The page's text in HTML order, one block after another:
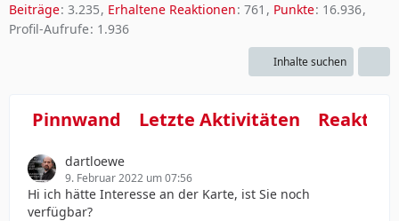
Beiträge 3.235 Erhaltene Reaktionen 761 Punkte 16.936
Profil-Aufrufe 1.936
Inhalte suchen
Pinnwand Letzte Aktivitäten
dartloewe
9. Februar 2022 um 07:56
Hi ich hätte Interesse an der Karte, ist Sie noch
verfügbar?